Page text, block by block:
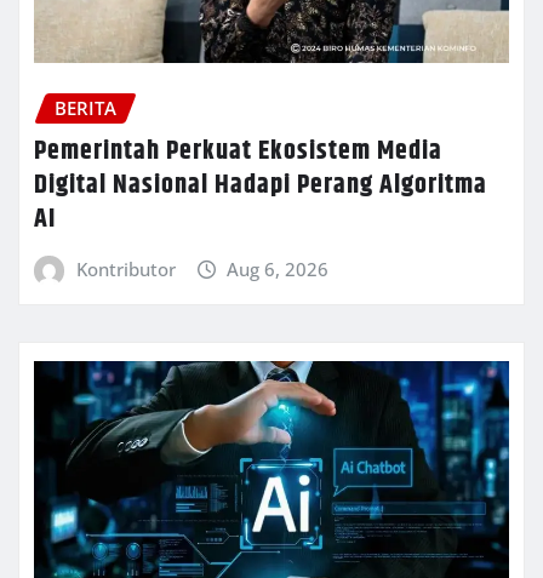
BERITA
Pemerintah Perkuat Ekosistem Media
Digital Nasional Hadapi Perang Algoritma
AI
Kontributor Aug 6, 2026